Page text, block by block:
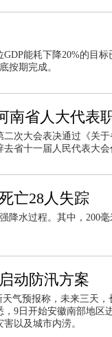
能耗下降20%的目
按期完成。
南省人大代表
次大会表决通过《关
省十一届人民代表大会
亡28人失踪
降水过程。其中，200
动防汛方案
气预报称，未来三天
9日开始安徽南部地区
以及城市内涝。